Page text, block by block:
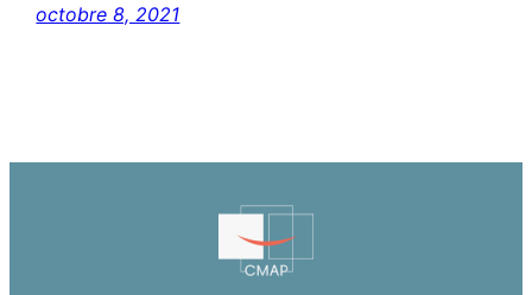
octobre 8, 2021